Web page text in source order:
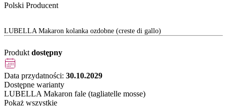
Polski Producent
LUBELLA Makaron kolanka ozdobne (creste di gallo)
Produkt dostępny
Data przydatności: 30.10.2029
Dostępne warianty
LUBELLA Makaron fale (tagliatelle mosse)
Pokaż wszystkie